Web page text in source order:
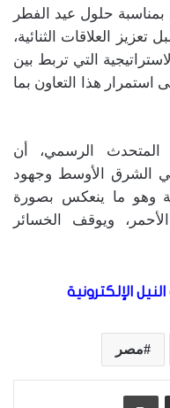
بمناسبة حلول عيد الفطر
العلاقات الثنائية،
التي تربط بين
هذا التعاون بما
المتحدث الرسمي، أن
في الشرق الأوسط وجهود
وهو ما ينعكس بصورة
ويوقف الخسائر
الإلكترونية
مصر
مشاركة عبر البريد طباعة